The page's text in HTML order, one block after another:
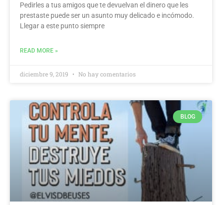
Pedirles a tus amigos que te devuelvan el dinero que les
prestaste puede ser un asunto muy delicado e incómodo.
Llegar a este punto siempre
READ MORE »
diciembre 9, 2019 No hay comentarios
BLOG